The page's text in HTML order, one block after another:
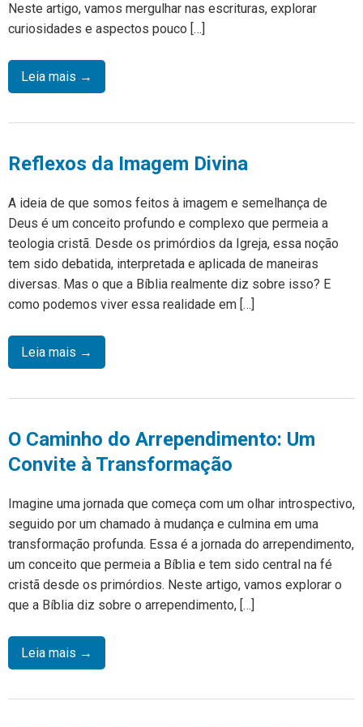
Neste artigo, vamos mergulhar nas escrituras, explorar
curiosidades e aspectos pouco […]
Leia mais →
Reflexos da Imagem Divina
A ideia de que somos feitos à imagem e semelhança de
Deus é um conceito profundo e complexo que permeia a
teologia cristã. Desde os primórdios da Igreja, essa noção
tem sido debatida, interpretada e aplicada de maneiras
diversas. Mas o que a Bíblia realmente diz sobre isso? E
como podemos viver essa realidade em […]
Leia mais →
O Caminho do Arrependimento: Um
Convite à Transformação
Imagine uma jornada que começa com um olhar introspectivo,
seguido por um chamado à mudança e culmina em uma
transformação profunda. Essa é a jornada do arrependimento,
um conceito que permeia a Bíblia e tem sido central na fé
cristã desde os primórdios. Neste artigo, vamos explorar o
que a Bíblia diz sobre o arrependimento, […]
Leia mais →